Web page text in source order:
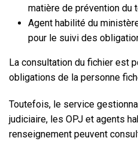
matière de prévention du
Agent habilité du
pour le suivi des
La consultation du fichier est
obligations de la personne
Toutefois, le service
judiciaire, les OPJ et agents
renseignement peuvent